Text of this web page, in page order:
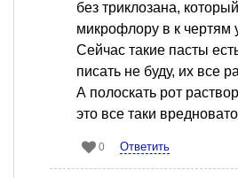
без триклозана,
микрофлору в к чертям
Сейчас такие пасты
писать не буду, их все
А полоскать рот
это все таки
0 Ответить